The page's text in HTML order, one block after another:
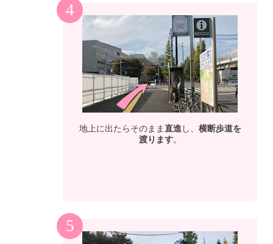
4
地上に出たらそのまま 直進し、 横断歩道を
渡ります。
5